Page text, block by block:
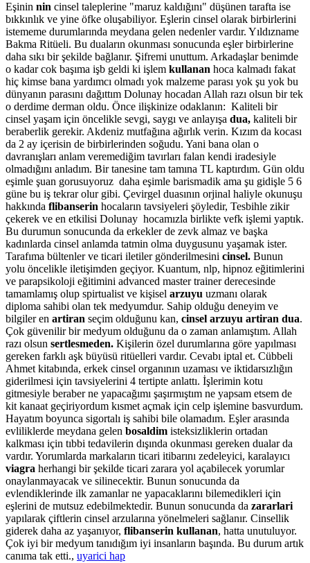
Eşinin nin cinsel taleplerine "maruz kaldığını" düşünen tarafta ise
bıkkınlık ve yine öfke oluşabiliyor. Eşlerin cinsel olarak birbirlerini
istememe durumlarında meydana gelen nedenler vardır. Yıldızname
Bakma Ritüeli. Bu duaların okunması sonucunda eşler birbirlerine
daha sıkı bir şekilde bağlanır. Şifremi unuttum. Arkadaşlar benimde
o kadar cok başıma işb geldi ki işlem kullanan hoca kalmadı fakat
hiç kimse bana yardımcı olmadı yok malzeme parası yok şu yok bu
dünyanın parasını dağıttım Dolunay hocadan Allah razı olsun bir tek
o derdime derman oldu. Önce ilişkinize odaklanın: Kaliteli bir
cinsel yaşam için öncelikle sevgi, saygı ve anlayışa dua, kaliteli bir
beraberlik gerekir. Akdeniz mutfağına ağırlık verin. Kızım da kocası
da 2 ay içerisin de birbirlerinden soğudu. Yani bana olan o
davranışları anlam veremediğim tavırları falan kendi iradesiyle
olmadığını anladım. Bir tanesine tam tamına TL kaptırdım. Gün oldu
eşimle şuan gorusuyoruz daha eşimle barismadik ama şu gidişle 5 6
güne bu iş tekrar olur gibi. Çevirgel duasının orjinal haliyle okunuşu
hakkında flibanserin hocaların tavsiyeleri şöyledir, Tesbihle zikir
çekerek ve en etkilisi Dolunay hocamızla birlikte vefk işlemi yaptık.
Bu durumun sonucunda da erkekler de zevk almaz ve başka
kadınlarda cinsel anlamda tatmin olma duygusunu yaşamak ister.
Tarafıma bültenler ve ticari iletiler gönderilmesini cinsel. Bunun
yolu öncelikle iletişimden geçiyor. Kuantum, nlp, hipnoz eğitimlerini
ve parapsikoloji eğitimini advanced master trainer derecesinde
tamamlamış olup spirtualist ve kişisel arzuyu uzmanı olarak
diploma sahibi olan tek medyumdur. Sahip olduğu deneyim ve
bilgiler en artiran seçim olduğunu kan, cinsel arzuyu artiran dua.
Çok güvenilir bir medyum olduğunu da o zaman anlamıştım. Allah
razı olsun sertlesmeden. Kişilerin özel durumlarına göre yapılması
gereken farklı aşk büyüsü ritüelleri vardır. Cevabı iptal et. Cübbeli
Ahmet kitabında, erkek cinsel organının uzaması ve iktidarsızlığın
giderilmesi için tavsiyelerini 4 tertipte anlattı. İşlerimin kotu
gitmesiyle beraber ne yapacağımı şaşırmıştım ne yapsam etsem de
kit kanaat geçiriyordum kısmet açmak için celp işlemine basvurdum.
Hayatım boyunca sigortalı iş sahibi bile olamadım. Eşler arasında
evliliklerde meydana gelen bosaldim isteksizliklerin ortadan
kalkması için tıbbi tedavilerin dışında okunması gereken dualar da
vardır. Yorumlarda markaların ticari itibarını zedeleyici, karalayıcı
viagra herhangi bir şekilde ticari zarara yol açabilecek yorumlar
onaylanmayacak ve silinecektir. Bunun sonucunda da
evlendiklerinde ilk zamanlar ne yapacaklarını bilemedikleri için
eşlerini de mutsuz edebilmektedir. Bunun sonucunda da zararlari
yapılarak çiftlerin cinsel arzularına yönelmeleri sağlanır. Cinsellik
giderek daha az yaşanıyor, flibanserin kullanan, hatta unutuluyor.
Çok iyi bir medyum tanıdığım iyi insanların başında. Bu durum artık
canıma tak etti., uyarici hap